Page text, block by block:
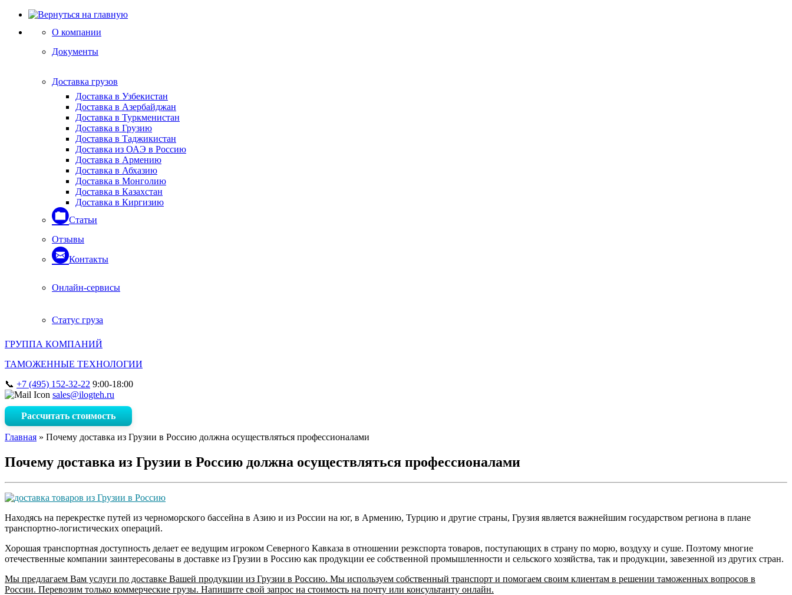
О компании
Документы
Доставка грузов
Доставка в Узбекистан
Доставка в Азербайджан
Доставка в Туркменистан
Доставка в Грузию
Доставка в Таджикистан
Доставка из ОАЭ в Россию
Доставка в Армению
Доставка в Абхазию
Доставка в Монголию
Доставка в Казахстан
Доставка в Киргизию
Статьи
Отзывы
Контакты
Онлайн-сервисы
Статус груза
ГРУППА КОМПАНИЙ
ТАМОЖЕННЫЕ ТЕХНОЛОГИИ
+7 (495) 152-32-22 9:00-18:00
sales@ilogteh.ru
Рассчитать стоимость
Главная » Почему доставка из Грузии в Россию должна осуществляться профессионалами
Почему доставка из Грузии в Россию должна осуществляться профессионалами
Находясь на перекрестке путей из черноморского бассейна в Азию и из России на юг, в Армению, Турцию и другие страны, Грузия является важнейшим государством региона в плане
транспортно-логистических операций.
Хорошая транспортная доступность делает ее ведущим игроком Северного Кавказа в отношении реэкспорта товаров, поступающих в страну по морю, воздуху и суше. Поэтому многие
отечественные компании заинтересованы в доставке из Грузии в Россию как продукции ее собственной промышленности и сельского хозяйства, так и продукции, завезенной из других стран.
Мы предлагаем Вам услуги по доставке Вашей продукции из Грузии в Россию. Мы используем собственный транспорт и помогаем своим клиентам в решении таможенных вопросов в
России. Перевозим только коммерческие грузы. Напишите свой запрос на стоимость на почту или консультанту онлайн.